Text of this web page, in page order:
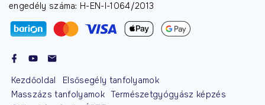
engedély száma: H-EN-I-1064/2013
Kezdőoldal
Elsősegély tanfolyamok
Masszázs tanfolyamok
Természetgyógyász képzés